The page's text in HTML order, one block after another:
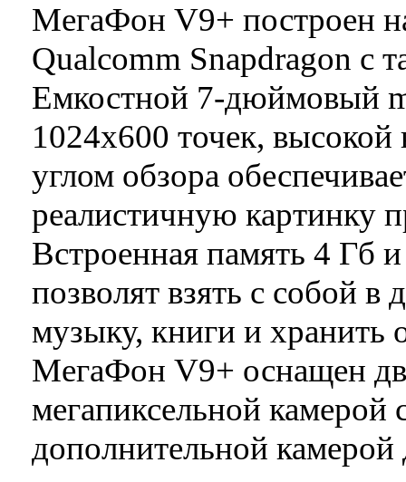
МегаФон V9+ построен
Qualcomm Snapdragon с
Емкостной 7-дюймовый
1024x600 точек,
углом обзора
реалистичную картинку
Встроенная память 4 Гб
позволят взять с собой
музыку, книги и хранить
МегаФон V9+ оснащен
мегапиксельной камерой
дополнительной камерой